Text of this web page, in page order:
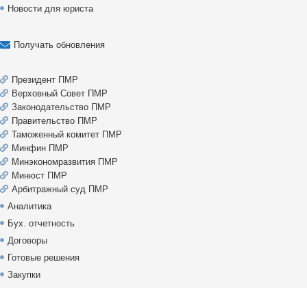
Новости для юриста
Получать обновления
Президент ПМР
Верховный Совет ПМР
Законодательство ПМР
Правительство ПМР
Таможенный комитет ПМР
Минфин ПМР
Минэкономразвития ПМР
Минюст ПМР
Арбитражный суд ПМР
Аналитика
Бух. отчетность
Договоры
Готовые решения
Закупки